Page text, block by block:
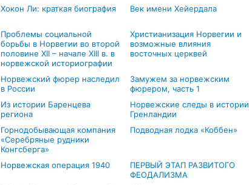
Хокон Ли: краткая биография Век имени Хейердала
Проблемы социальной
борьбы в Норвегии во второй
половине XII – начале XIII в. в
норвежской историографии
Христианизация Норвегии и
возможные влияния
восточных церквей
Норвежский фюрер наследил
в России
Замужем за норвежским
фюрером, часть 1
Из истории Баренцева
региона
Норвежские следы в истории
Гренландии
Горнодобывающая компания
«Серебряные рудники
Конгсберга»
Подводная лодка «Коббен»
Норвежская операция 1940
ПЕРВЫЙ ЭТАП РАЗВИТОГО
ФЕОДАЛИЗМА